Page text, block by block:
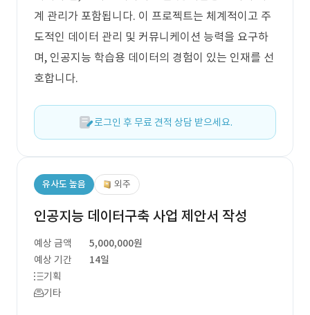
계 관리가 포함됩니다. 이 프로젝트는 체계적이고 주
도적인 데이터 관리 및 커뮤니케이션 능력을 요구하
며, 인공지능 학습용 데이터의 경험이 있는 인재를 선
호합니다.
로그인 후 무료 견적 상담 받으세요.
유사도 높음 외주
인공지능 데이터구축 사업 제안서 작성
예상 금액
5,000,000원
예상 기간
14일
기획
기타